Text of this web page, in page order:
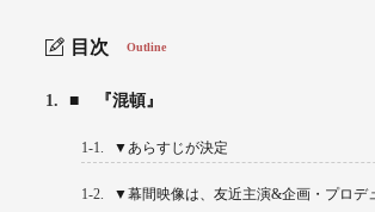
目次 Outline
1. ■ 『混頓』
1-1. ▼あらすじが決定
1-2.
▼幕間映像は、友近主演&企画・プロデ